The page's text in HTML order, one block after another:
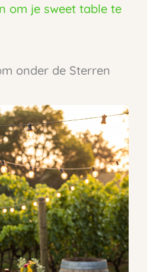
om je sweet table te
onder de Sterren